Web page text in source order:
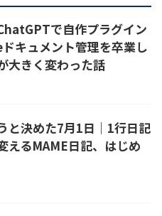
で自作プラグイン
キュメント管理を卒業し
大きく変わった話
と決めた7月1日｜1行日記
えるMAME日記、はじめ